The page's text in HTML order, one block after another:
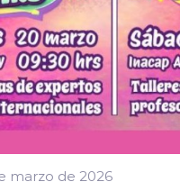
marzo de 2026